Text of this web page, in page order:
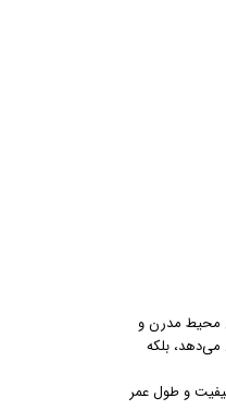
محیط مدرن و
بلکه
و طول عمر